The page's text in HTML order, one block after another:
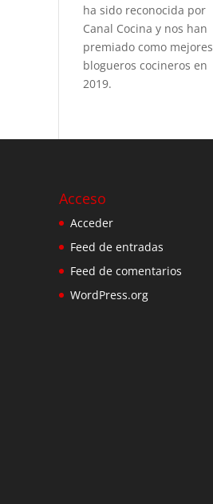
ha sido reconocida por
Canal Cocina y nos han
premiado como mejores
blogueros cocineros en
2019.
Acceso
Acceder
Feed de entradas
Feed de comentarios
WordPress.org